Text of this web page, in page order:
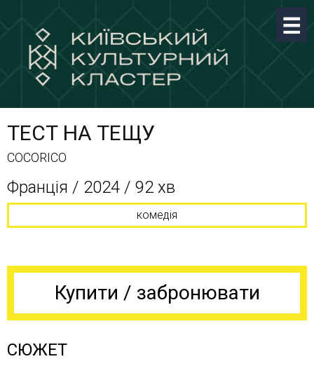
ТЕСТ НА ТЕЩУ
COCORICO
Франція / 2024 / 92 хв
комедія
Купити / забронювати
СЮЖЕТ